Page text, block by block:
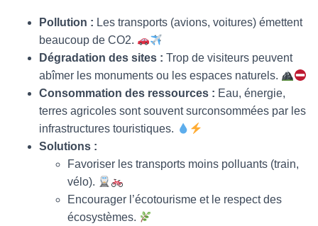
Pollution : Les transports (avions, voitures) émettent
beaucoup de CO2.
Dégradation des sites : Trop de visiteurs peuvent
abîmer les monuments ou les espaces naturels.
Consommation des ressources : Eau, énergie,
terres agricoles sont souvent surconsommées par les
infrastructures touristiques.
Solutions :
Favoriser les transports moins polluants (train,
vélo).
Encourager l’écotourisme et le respect des
écosystèmes.